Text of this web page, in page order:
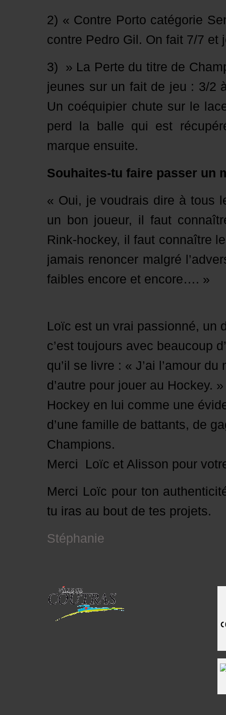
2) « Contre Porto catégorie
contre Pedro Gil. On fait 7/7 et
3) » La Perte du titre de
jeunes sur un fait de jeu : 3/2
Un coéquipier chute sur le
perd la balle qui est
marque ensuite.
Souhaites-tu faire passer un
« Oui, je voudrais dire à tous
un bon joueur, il faut
Rink-hockey, il faut connaître
jamais renoncer malgré
faibles encore et encore…. »
Loïc est un vrai passionné, un
c’est toujours avec beaucoup
qu’il se livre : « J’ai l’amour
d’autre pour jouer au Hockey.
Hockey en lui comme une
d’une famille de battants, de
Champions.
Merci Loïc et Alisson pour
Merci Loïc pour ton
tu iras au bout de tes projets.
Stéphanie